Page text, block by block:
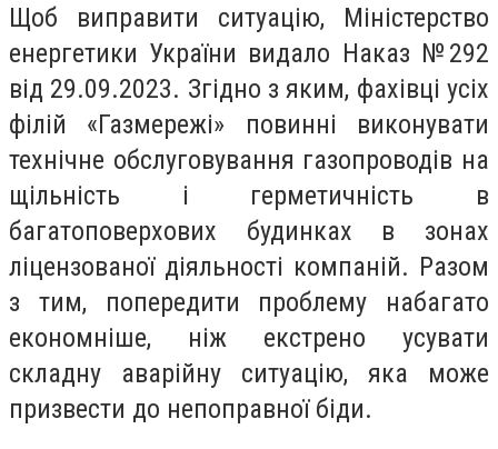
Щоб виправити ситуацію, Міністерство
енергетики України видало Наказ №292
від 29.09.2023. Згідно з яким, фахівці усіх
філій «Газмережі» повинні виконувати
технічне обслуговування газопроводів на
щільність і герметичність в
багатоповерхових будинках в зонах
ліцензованої діяльності компаній. Разом
з тим, попередити проблему набагато
економніше, ніж екстрено усувати
складну аварійну ситуацію, яка може
призвести до непоправної біди.